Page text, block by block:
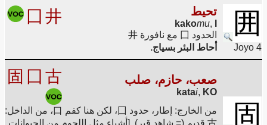
囲
Joyo 4
تحيط
kakomu,
囗 井
الحدود 囗 مع نافورة 井
أحاط البئر بسياج.
固
صعب، حازم، صلب
katai, KO
固 囗 古
من الخارج: إطار، حدود 囗، لكن هنا كفم 口، من الداخل:
古 قديم (= شاهد قبر). [أشياء مثل اللحوم من الحيوانات